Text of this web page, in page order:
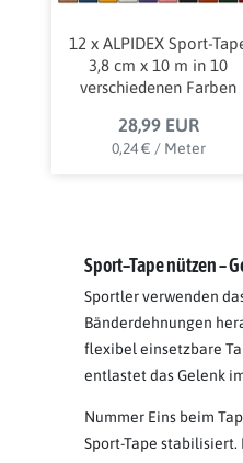
12 x ALPIDEX Sport-
3,8 cm x 10 m in 10
verschiedenen Farben
28,99 EUR
0,24 € / Meter
Sport–Tape nützen –
Sportler verwenden
Bänderdehnungen
flexibel einsetzbare
entlastet das Gelenk
Nummer Eins beim
Sport-Tape